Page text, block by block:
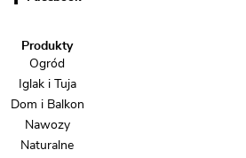
Produkty
Ogród
Iglak i Tuja
Dom i Balkon
Nawozy
Naturalne